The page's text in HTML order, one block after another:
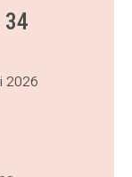
34
2026